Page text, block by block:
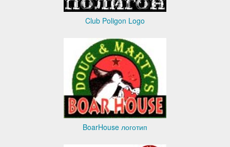
Club Poligon Logo
BoarHouse логотип